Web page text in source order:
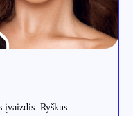
įvaizdis. Ryškus